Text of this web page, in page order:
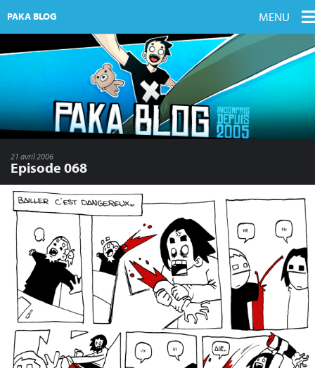
PAKA BLOG MENU
21 avril 2006
Episode 068